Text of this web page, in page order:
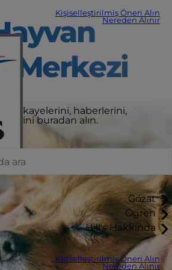
Kişiselleştirilmiş Öneri Alın
Nereden Alınır
Gözat
Öğren
Hill's Hakkında
Kişiselleştirilmiş Öneri Alın
Nereden Alınır
Merkezi
hikayelerini, haberlerini,
buradan alın.